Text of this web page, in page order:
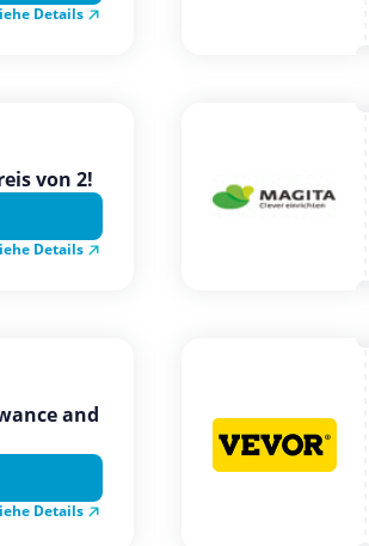
Details
von 2!
Details
and
Details